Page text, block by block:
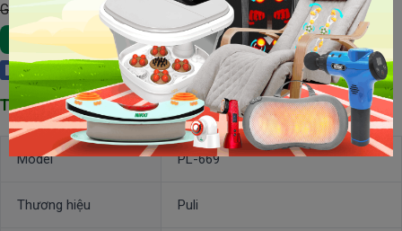
Giá Gốc : 650,000 đ
Xem Chi Tiết Thêm Vào Giỏ Hàng
Facebook
Thông số kỹ thuật của máy massage cầm tay Puli PL-669
Model PL-669
Thương hiệu Puli